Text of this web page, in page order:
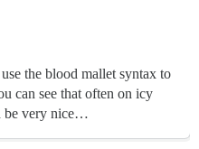
the blood mallet syntax to
can see that often on icy
be very nice…